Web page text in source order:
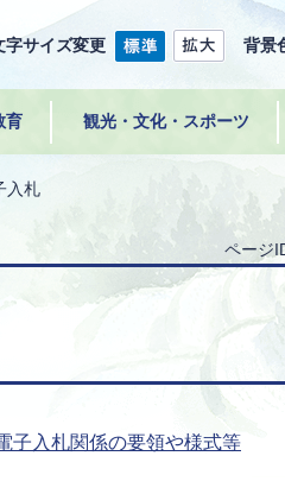
字サイズ変更 背景
育 観光・文化・スポーツ
入札
ページ
子入札関係の要領や様式等